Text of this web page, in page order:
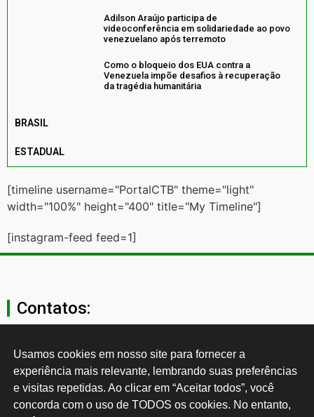
Adilson Araújo participa de
videoconferência em solidariedade ao povo
venezuelano após terremoto
Como o bloqueio dos EUA contra a
Venezuela impõe desafios à recuperação
da tragédia humanitária
BRASIL
ESTADUAL
[timeline username="PortalCTB" theme="light"
width="100%" height="400" title="My Timeline"]
[instagram-feed feed=1]
Contatos:
secgeral@ctb.org.br
11 3874-0040
Rua Cardoso de Almeida, 1843, Sumaré São Paulo - SP -
Usamos cookies em nosso site para fornecer a
experiência mais relevante, lembrando suas preferências
e visitas repetidas. Ao clicar em “Aceitar todos”, você
concorda com o uso de TODOS os cookies. No entanto,